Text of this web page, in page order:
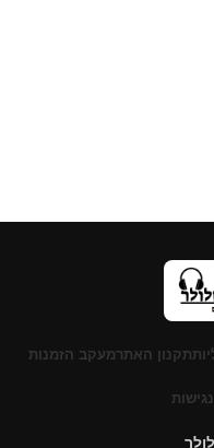
תקנון האתרמעקב הזמנות